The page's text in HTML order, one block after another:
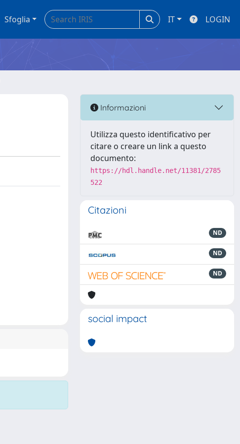
Sfoglia IT LOGIN
Informazioni
Utilizza questo identificativo per
citare o creare un link a questo
documento:
https://hdl.handle.net/11381/2785
522
Citazioni
ND
ND
ND
social impact